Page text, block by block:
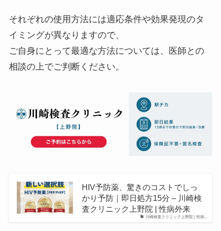
それぞれの使用方法には適応条件や効果発現のタ
イミングが異なりますので、
ご自身にとって最適な方法については、医師との
相談の上でご判断ください。
川崎検査クリニック上野院 | 性病…
HIV予防薬、驚きのコストでしっ
かり予防｜即日処方15分 – 川崎検
査クリニック上野院 | 性病外来